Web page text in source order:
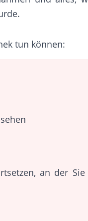
tun können:
an der Sie